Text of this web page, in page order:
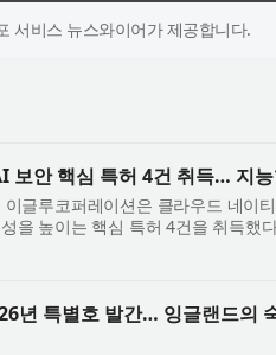
서비스 뉴스와이어가 제공합니다.
보안 핵심 특허 4건 취득… 지
글루코퍼레이션은 클라우드 네이
을 높이는 핵심 특허 4건을 취득했
년 특별호 발간… 잉글랜드의